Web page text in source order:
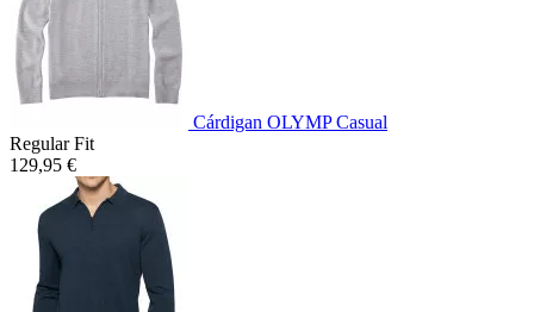
Cárdigan OLYMP Casual
Regular Fit
129,95 €